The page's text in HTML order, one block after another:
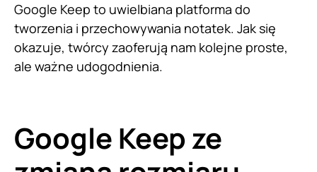
Google Keep to uwielbiana platforma do
tworzenia i przechowywania notatek. Jak się
okazuje, twórcy zaoferują nam kolejne proste,
ale ważne udogodnienia.
Google Keep ze